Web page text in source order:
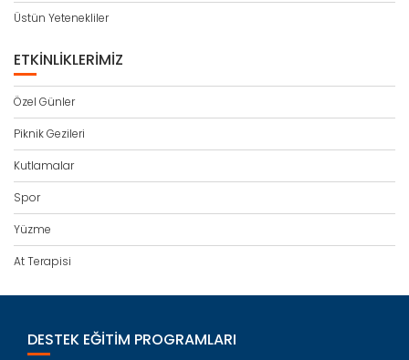
Üstün Yetenekliler
ETKINLIKLERIMIZ
Özel Günler
Piknik Gezileri
Kutlamalar
Spor
Yüzme
At Terapisi
DESTEK EĞITIM PROGRAMLARI